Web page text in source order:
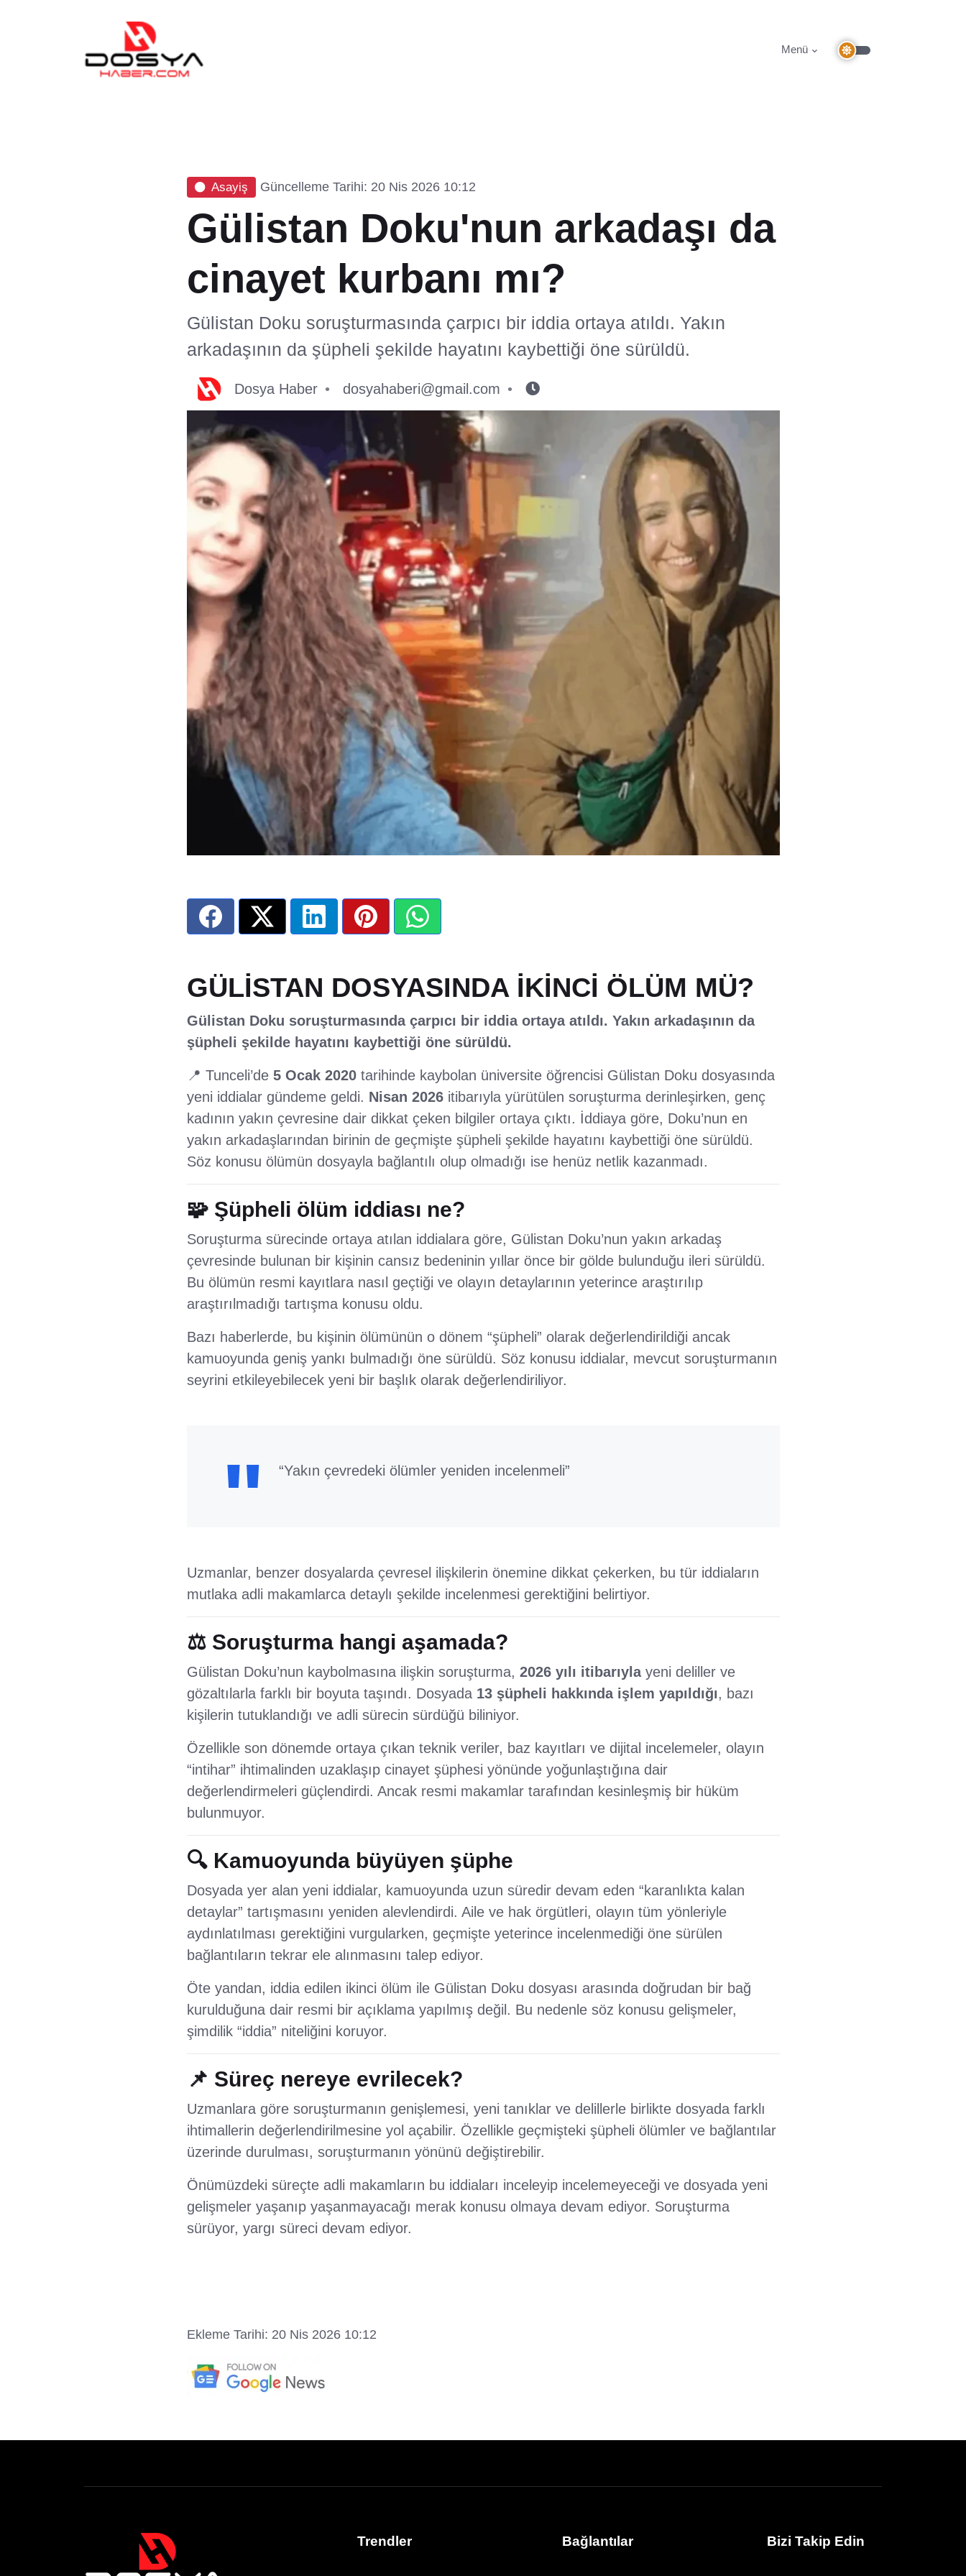
Menü
Asayiş Güncelleme Tarihi: 20 Nis 2026 10:12
Gülistan Doku'nun arkadaşı da
cinayet kurbanı mı?
Gülistan Doku soruşturmasında çarpıcı bir iddia ortaya atıldı. Yakın
arkadaşının da şüpheli şekilde hayatını kaybettiği öne sürüldü.
Dosya Haber dosyahaberi@gmail.com
GÜLİSTAN DOSYASINDA İKİNCİ ÖLÜM MÜ?
Gülistan Doku soruşturmasında çarpıcı bir iddia ortaya atıldı. Yakın arkadaşının da
şüpheli şekilde hayatını kaybettiği öne sürüldü.
📍 Tunceli’de 5 Ocak 2020tarihinde kaybolan üniversite öğrencisi Gülistan Doku dosyasında
yeni iddialar gündeme geldi. Nisan 2026itibarıyla yürütülen soruşturma derinleşirken, genç
kadının yakın çevresine dair dikkat çeken bilgiler ortaya çıktı. İddiaya göre, Doku’nun en
yakın arkadaşlarından birinin de geçmişte şüpheli şekilde hayatını kaybettiği öne sürüldü.
Söz konusu ölümün dosyayla bağlantılı olup olmadığı ise henüz netlik kazanmadı.
🧩 Şüpheli ölüm iddiası ne?
Soruşturma sürecinde ortaya atılan iddialara göre, Gülistan Doku’nun yakın arkadaş
çevresinde bulunan bir kişinin cansız bedeninin yıllar önce bir gölde bulunduğu ileri sürüldü.
Bu ölümün resmi kayıtlara nasıl geçtiği ve olayın detaylarının yeterince araştırılıp
araştırılmadığı tartışma konusu oldu.
Bazı haberlerde, bu kişinin ölümünün o dönem “şüpheli” olarak değerlendirildiği ancak
kamuoyunda geniş yankı bulmadığı öne sürüldü. Söz konusu iddialar, mevcut soruşturmanın
seyrini etkileyebilecek yeni bir başlık olarak değerlendiriliyor.
“Yakın çevredeki ölümler yeniden incelenmeli”
Uzmanlar, benzer dosyalarda çevresel ilişkilerin önemine dikkat çekerken, bu tür iddiaların
mutlaka adli makamlarca detaylı şekilde incelenmesi gerektiğini belirtiyor.
⚖️ Soruşturma hangi aşamada?
Gülistan Doku’nun kaybolmasına ilişkin soruşturma, 2026 yılı itibarıylayeni deliller ve
gözaltılarla farklı bir boyuta taşındı. Dosyada 13 şüpheli hakkında işlem yapıldığı, bazı
kişilerin tutuklandığı ve adli sürecin sürdüğü biliniyor.
Özellikle son dönemde ortaya çıkan teknik veriler, baz kayıtları ve dijital incelemeler, olayın
“intihar” ihtimalinden uzaklaşıp cinayet şüphesi yönünde yoğunlaştığına dair
değerlendirmeleri güçlendirdi. Ancak resmi makamlar tarafından kesinleşmiş bir hüküm
bulunmuyor.
🔍 Kamuoyunda büyüyen şüphe
Dosyada yer alan yeni iddialar, kamuoyunda uzun süredir devam eden “karanlıkta kalan
detaylar” tartışmasını yeniden alevlendirdi. Aile ve hak örgütleri, olayın tüm yönleriyle
aydınlatılması gerektiğini vurgularken, geçmişte yeterince incelenmediği öne sürülen
bağlantıların tekrar ele alınmasını talep ediyor.
Öte yandan, iddia edilen ikinci ölüm ile Gülistan Doku dosyası arasında doğrudan bir bağ
kurulduğuna dair resmi bir açıklama yapılmış değil. Bu nedenle söz konusu gelişmeler,
şimdilik “iddia” niteliğini koruyor.
📌 Süreç nereye evrilecek?
Uzmanlara göre soruşturmanın genişlemesi, yeni tanıklar ve delillerle birlikte dosyada farklı
ihtimallerin değerlendirilmesine yol açabilir. Özellikle geçmişteki şüpheli ölümler ve bağlantılar
üzerinde durulması, soruşturmanın yönünü değiştirebilir.
Önümüzdeki süreçte adli makamların bu iddiaları inceleyip incelemeyeceği ve dosyada yeni
gelişmeler yaşanıp yaşanmayacağı merak konusu olmaya devam ediyor. Soruşturma
sürüyor, yargı süreci devam ediyor.
Ekleme Tarihi: 20 Nis 2026 10:12
Trendler Bağlantılar Bizi Takip Edin